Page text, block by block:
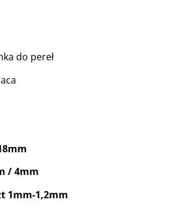
do pereł
/ 4mm
1mm-1,2mm